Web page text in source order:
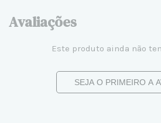
Avaliações
Este produto ainda não
SEJA O PRIMEIRO A